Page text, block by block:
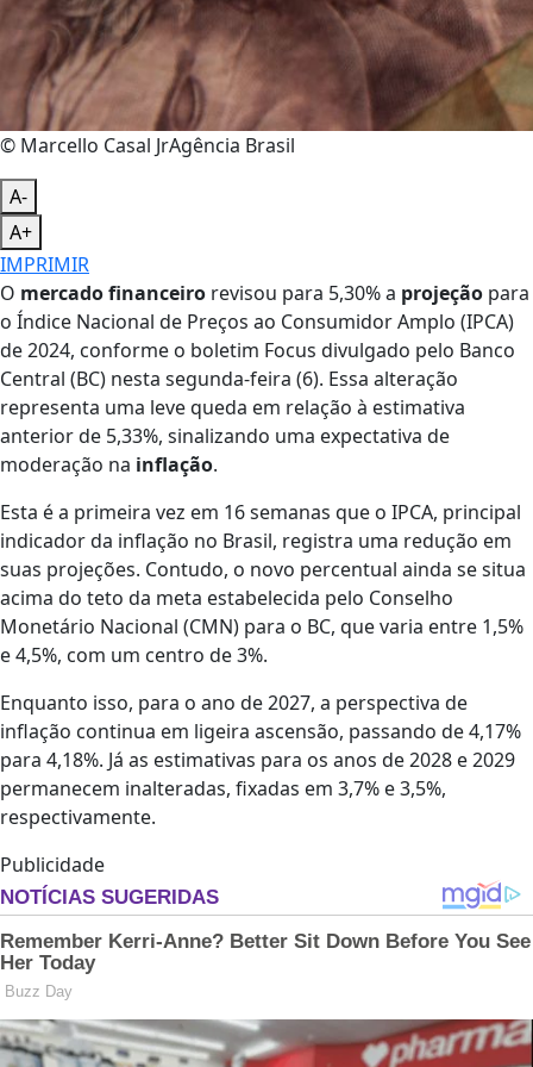
© Marcello Casal JrAgência Brasil
A-
A+
IMPRIMIR
O mercado financeiro revisou para 5,30% a projeção para
o Índice Nacional de Preços ao Consumidor Amplo (IPCA)
de 2024, conforme o boletim Focus divulgado pelo Banco
Central (BC) nesta segunda-feira (6). Essa alteração
representa uma leve queda em relação à estimativa
anterior de 5,33%, sinalizando uma expectativa de
moderação na inflação.
Esta é a primeira vez em 16 semanas que o IPCA, principal
indicador da inflação no Brasil, registra uma redução em
suas projeções. Contudo, o novo percentual ainda se situa
acima do teto da meta estabelecida pelo Conselho
Monetário Nacional (CMN) para o BC, que varia entre 1,5%
e 4,5%, com um centro de 3%.
Enquanto isso, para o ano de 2027, a perspectiva de
inflação continua em ligeira ascensão, passando de 4,17%
para 4,18%. Já as estimativas para os anos de 2028 e 2029
permanecem inalteradas, fixadas em 3,7% e 3,5%,
respectivamente.
Publicidade